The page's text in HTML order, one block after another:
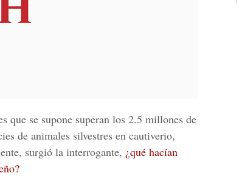
que se supone superan los 2.5 millones de
de animales silvestres en cautiverio,
surgió la interrogante, ¿qué hacían